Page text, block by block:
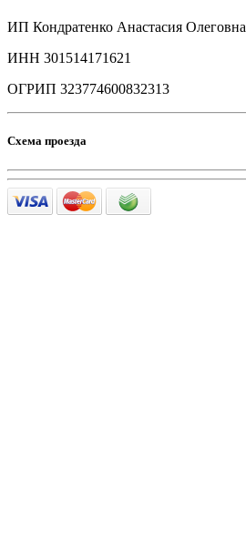
ИП Кондратенко Анастасия Олеговна
ИНН 301514171621
ОГРИП 323774600832313
Схема проезда